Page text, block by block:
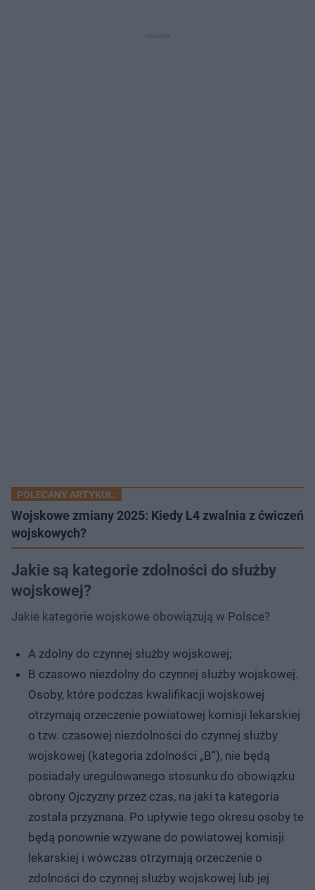
POLECANY ARTYKUŁ:
Wojskowe zmiany 2025: Kiedy L4 zwalnia z ćwiczeń
wojskowych?
Jakie są kategorie zdolności do służby
wojskowej?
Jakie kategorie wojskowe obowiązują w Polsce?
A zdolny do czynnej służby wojskowej;
B czasowo niezdolny do czynnej służby wojskowej.
Osoby, które podczas kwalifikacji wojskowej
otrzymają orzeczenie powiatowej komisji lekarskiej
o tzw. czasowej niezdolności do czynnej służby
wojskowej (kategoria zdolności „B”), nie będą
posiadały uregulowanego stosunku do obowiązku
obrony Ojczyzny przez czas, na jaki ta kategoria
została przyznana. Po upływie tego okresu osoby te
będą ponownie wzywane do powiatowej komisji
lekarskiej i wówczas otrzymają orzeczenie o
zdolności do czynnej służby wojskowej lub jej